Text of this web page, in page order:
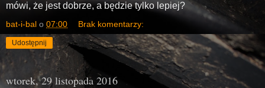
mówi, że jest dobrze, a będzie tylko lepiej?
bat-i-bal o 07:00 Brak komentarzy:
Udostępnij
wtorek, 29 listopada 2016